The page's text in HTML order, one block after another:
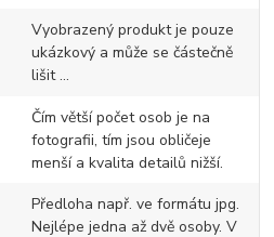
Vyobrazený produkt je pouze
ukázkový a může se částečně
lišit ...
Čím větší počet osob je na
fotografii, tím jsou obličeje
menší a kvalita detailů nižší.
Předloha např. ve formátu jpg.
Nejlépe jedna až dvě osoby. V